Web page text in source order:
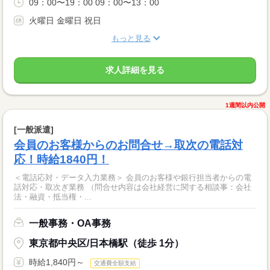
09：00〜19：00 09：00〜13：00
火曜日 金曜日 祝日
もっと見る
求人詳細を見る
1週間以内公開
[一般派遣]
会員のお客様からのお問合せ→取次の電話対
応！時給1840円！
＜電話応対・データ入力業務＞ 会員のお客様や銀行担当者からの電
話対応・取次ぎ業務 （問合せ内容は会社経営に関する相談事：会社
法・融資・抵当権・...
一般事務・OA事務
東京都中央区/日本橋駅（徒歩 1分）
時給1,840円～ 交通費全額支給